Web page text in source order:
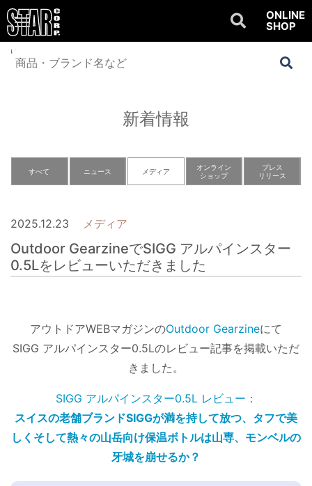
ONLINE
SHOP
Home
0.5Lをレビューいただきました
新着情報
すべて ニュース メディア
オンライン
ショップ
プレス
リリース
2025.12.23 メディア
Outdoor GearzineでSIGG アルパインスター
0.5Lをレビューいただきました
アウトドアWEBマガジンのOutdoor Gearzineにて
SIGG アルパインスター0.5Lのレビュー記事を掲載いただ
きました。
SIGG アルパインスター0.5L レビュー：
スイスの老舗ブランドSIGGが満を持して放つ、タフで美
しくそして熱々の山岳向け保温ボトルは山専、モンベルの
牙城を崩せるか？